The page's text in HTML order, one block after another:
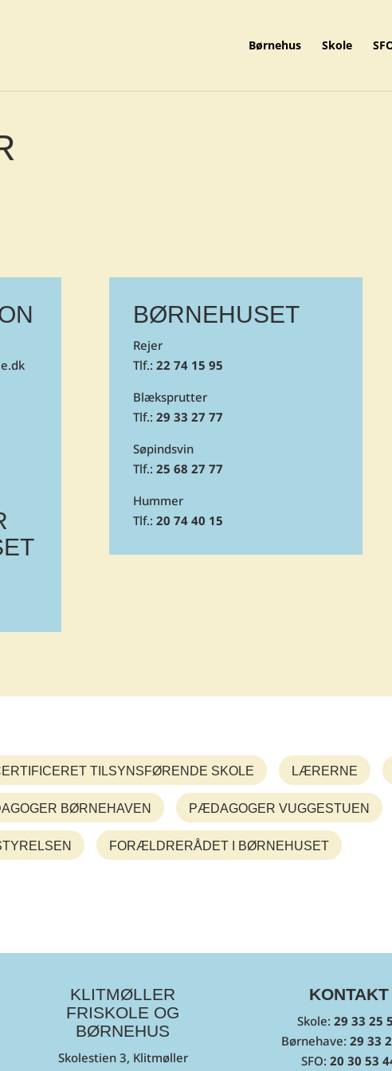
Børnehus Skole
BØRNEHUSET
Rejer
Tlf.: 22 74 15 95
Blæksprutter
Tlf.: 29 33 27 77
Søpindsvin
Tlf.: 25 68 27 77
Hummer
Tlf.: 20 74 40 15
TILSYNSFØRENDE SKOLE LÆRERNE
BØRNEHAVEN PÆDAGOGER VUGGESTUEN
FORÆLDRERÅDET I BØRNEHUSET
KLITMØLLER
FRISKOLE OG
BØRNEHUS
Skolestien 3, Klitmøller
KONTAKT
Skole: 29 33 25
Børnehave: 29 33
SFO: 20 30 53